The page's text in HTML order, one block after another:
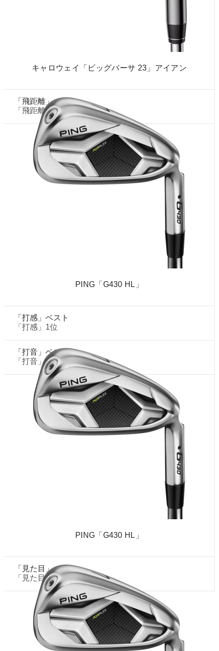
キャロウェイ「ビッグバーサ 23」アイアン
「飛距離」ベスト
「飛距離」1位
PING「G430 HL」
「打感」ベスト
「打感」1位
「打音」ベスト
「打音」1位
PING「G430 HL」
「見た目」ベスト
「見た目」1位